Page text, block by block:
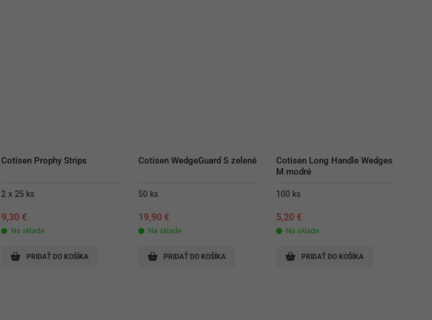
Cotisen Prophy Strips
2 x 25 ks
9,30 €
Na sklade
PRIDAŤ DO KOŠÍKA
Cotisen WedgeGuard S zelené
50 ks
19,90 €
Na sklade
PRIDAŤ DO KOŠÍKA
Cotisen Long Handle Wedges
M modré
100 ks
5,20 €
Na sklade
PRIDAŤ DO KOŠÍKA